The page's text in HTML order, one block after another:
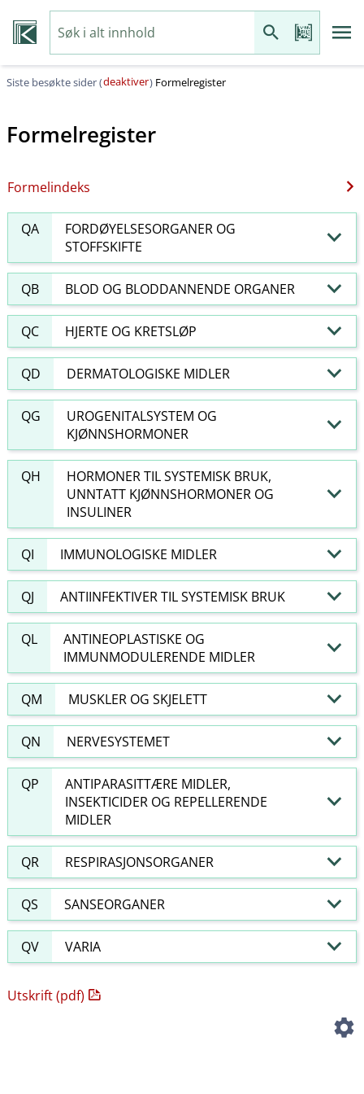
Siste besøkte sider (deaktiver) Formelregister
Formelregister
Formelindeks
QA
FORDØYELSESORGANER OG
STOFFSKIFTE
QB BLOD OG BLODDANNENDE ORGANER
QC HJERTE OG KRETSLØP
QD DERMATOLOGISKE MIDLER
QG
UROGENITALSYSTEM OG
KJØNNSHORMONER
QH
HORMONER TIL SYSTEMISK BRUK,
UNNTATT KJØNNSHORMONER OG
INSULINER
QI IMMUNOLOGISKE MIDLER
QJ ANTIINFEKTIVER TIL SYSTEMISK BRUK
QL
ANTINEOPLASTISKE OG
IMMUNMODULERENDE MIDLER
QM MUSKLER OG SKJELETT
QN NERVESYSTEMET
QP
ANTIPARASITTÆRE MIDLER,
INSEKTICIDER OG REPELLERENDE
MIDLER
QR RESPIRASJONSORGANER
QS SANSEORGANER
QV VARIA
Utskrift (pdf)